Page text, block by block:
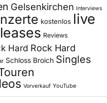
Gelsenkirchen Interviews
kostenlos live
Reviews
Hard Rock Hard
Schloss Broich Singles
Vorverkauf YouTube